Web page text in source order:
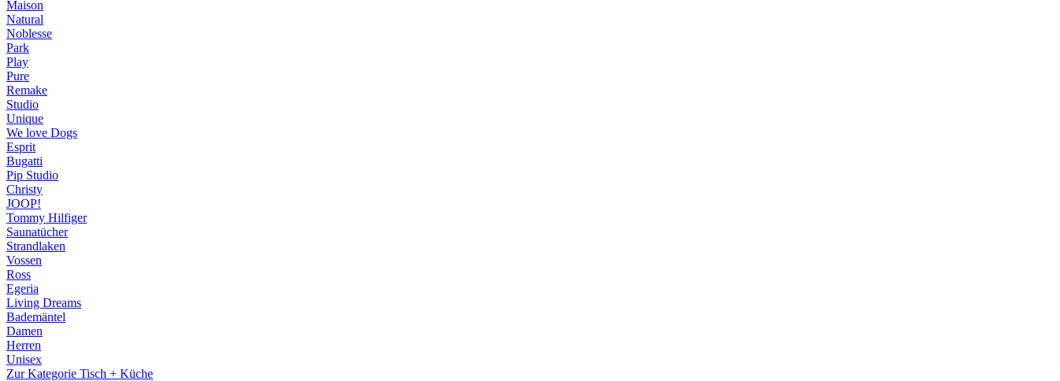
Maison
Natural
Noblesse
Park
Play
Pure
Remake
Studio
Unique
We love Dogs
Esprit
Bugatti
Pip Studio
Christy
JOOP!
Tommy Hilfiger
Saunatücher
Strandlaken
Vossen
Ross
Egeria
Living Dreams
Bademäntel
Damen
Herren
Unisex
Zur Kategorie Tisch + Küche